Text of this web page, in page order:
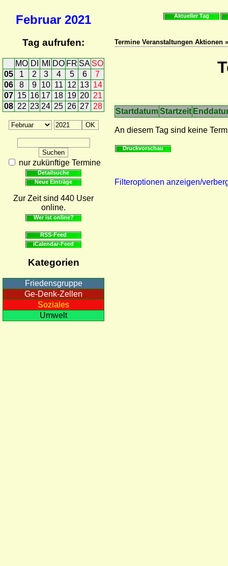
Februar 2021
Tag aufrufen:
MO DI MI DO FR SA SO
05
1 2 3 4 5 6
7
06
8 9 10 11 12 13 14
07 15 16 17 18 19 20 21
08 22 23 24 25 26 27 28
nur zukünftige Termine
Detailsuche
Neue Einträge
Zur Zeit sind 440 User
online.
Wer ist online?
RSS-Feed
iCalendar-Feed
Kategorien
Friedensgruppe
Ge-Denk-Zellen
Soziales
Umwelt
Aktueller Tag
Termine Veranstaltungen Aktionen
StartdatumStartzeit
An diesem Tag sind keine
Druckvorschau
Filteroptionen anzeigen/